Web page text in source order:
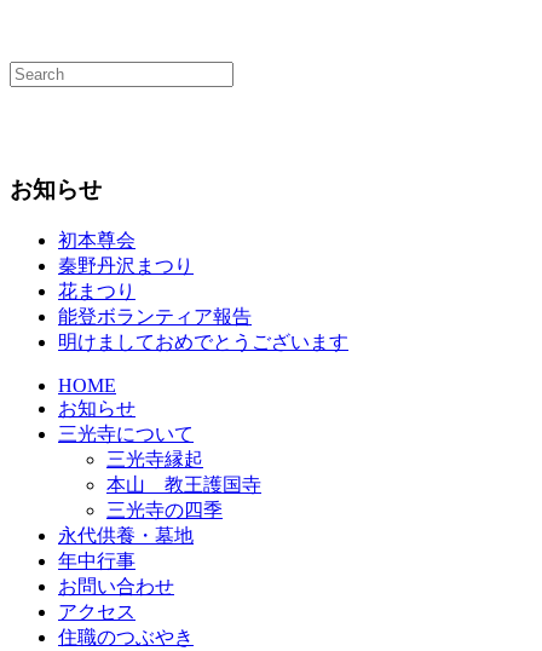
お知らせ
初本尊会
秦野丹沢まつり
花まつり
能登ボランティア報告
明けましておめでとうございます
HOME
お知らせ
三光寺について
三光寺縁起
本山 教王護国寺
三光寺の四季
永代供養・墓地
年中行事
お問い合わせ
アクセス
住職のつぶやき